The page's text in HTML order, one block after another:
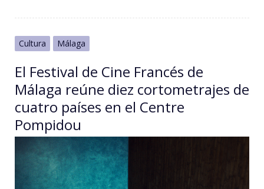
Cultura Málaga
El Festival de Cine Francés de
Málaga reúne diez cortometrajes de
cuatro países en el Centre
Pompidou